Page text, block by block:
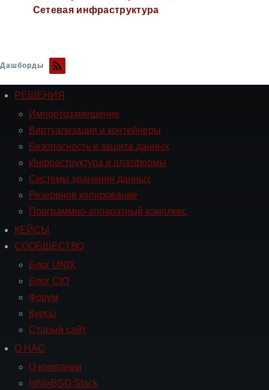
Сетевая инфраструктура
Дашборды
Навигация
РЕШЕНИЯ
РЕШЕНИЯ
Импортозамещение
Виртуализация и контейнеры
Безопасность и защита данных
Инфраструктура и платформы
Системы хранения данных
Резервное копирование
Программно-аппаратный комплекс
Навигация
СООБЩЕСТВО
КЕЙСЫ
СООБЩЕСТВО
Блог UNIX
Блог CIO
Форум
Курсы
Старый сайт
Навигация
О НАС
О компании
IgNixBSD Stack